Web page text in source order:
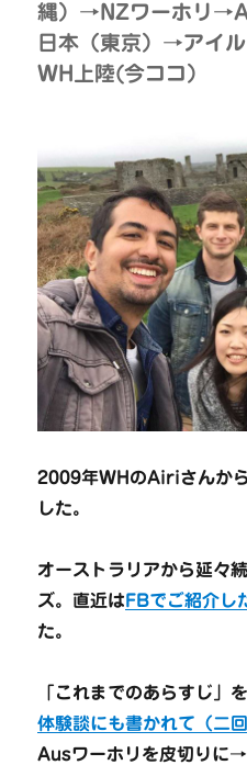
縄）→NZワーホリ
日本（東京）→アイ
WH上陸(今ココ）
2009年WHのAiriさんか
した。
オーストラリアから延々
ズ。直近はFBでご紹介し
た。
「これまでのあらすじ」
体験談にも書かれて（二
Ausワーホリを皮切りに→